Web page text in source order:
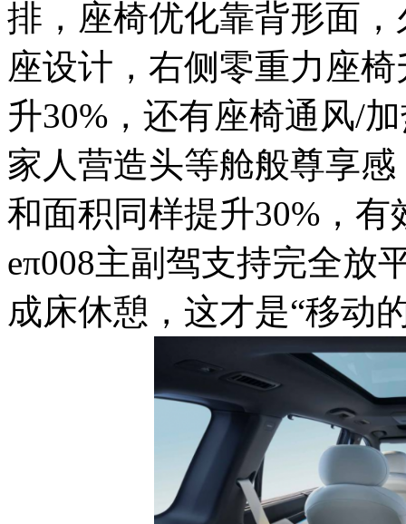
排，座椅优化靠背形面
座设计，右侧零重力座
升30%，还有座椅通风/
家人营造头等舱般尊享
和面积同样提升30%，
eπ008主副驾支持完全放
成床休憩，这才是“移动